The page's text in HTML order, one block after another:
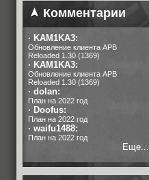
Комментарии
· KAM1KA3:
Обновление клиента APB
Reloaded 1.30 (1369)
· KAM1KA3:
Обновление клиента APB
Reloaded 1.30 (1369)
· dolan:
План на 2022 год
· Doofus:
План на 2022 год
· waifu1488:
План на 2022 год
Еще...